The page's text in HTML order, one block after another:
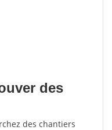
des
des chantiers